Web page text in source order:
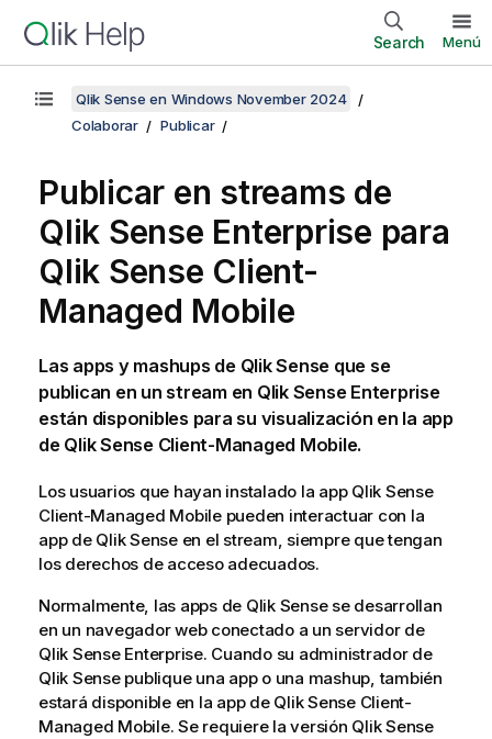
Search Menú
Qlik Sense en Windows November 2024
Colaborar
Publicar
Publicar en streams de
Qlik Sense Enterprise para
Qlik Sense Client-
Managed Mobile
Las apps y mashups de Qlik Sense que se
publican en un stream en Qlik Sense Enterprise
están disponibles para su visualización en la app
de Qlik Sense Client-Managed Mobile.
Los usuarios que hayan instalado la app Qlik Sense
Client-Managed Mobilepueden interactuar con la
app de Qlik Senseen el stream, siempre que tengan
los derechos de acceso adecuados.
Normalmente, las apps de Qlik Sensese desarrollan
en un navegador web conectado a un servidor de
Qlik Sense Enterprise. Cuando su administrador de
Qlik Sensepublique una app o una mashup, también
estará disponible en la app de Qlik Sense Client-
Managed Mobile. Se requiere la versión Qlik Sense